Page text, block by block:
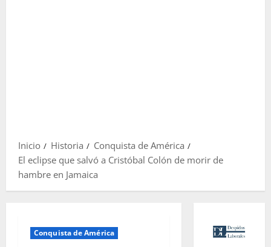
Inicio Historia
Conquista de América
El eclipse que salvó a Cristóbal Colón de morir de
hambre en Jamaica
Conquista de América